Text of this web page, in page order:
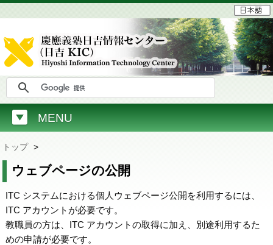
MENU
トップ >
ウェブページの公開
ITC システムにおける個人ウェブページ公開を利用するには、
ITC アカウントが必要です。
教職員の方は、ITC アカウントの取得に加え、別途利用するた
めの申請が必要です。